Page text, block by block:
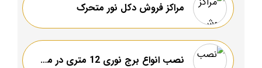
مراکز فروش دکل نور متحرک
نصب انواع برج نوری 12 متری در مشهد